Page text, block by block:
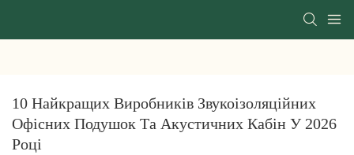
10 Найкращих Виробників Звукоізоляційних
Офісних Подушок Та Акустичних Кабін У 2026
Році